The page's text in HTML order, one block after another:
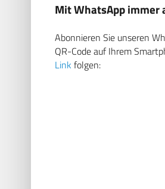
Mit WhatsApp immer
Abonnieren Sie unseren
QR-Code auf Ihrem
Link folgen: